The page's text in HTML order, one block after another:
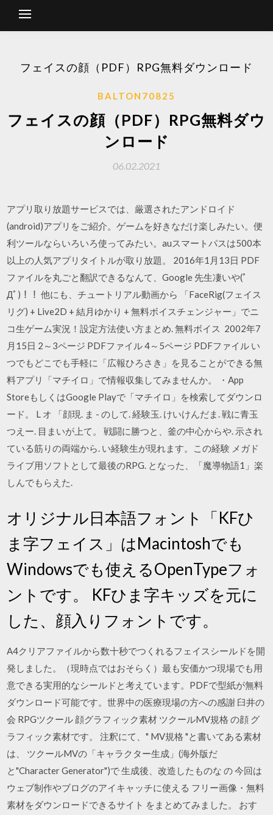
フェイスの顔（PDF）RPG無料ダウンロード
BALTON70825
フェイスの顔（PDF）RPG無料ダウ
ンロード
06.02.2021
アプリ取り放題サービスでは、厳選されたアンドロイド
(android)アプリをご紹介。ゲームを好きなだけ楽しみたい。便
利ツールならいろいろ使ってみたい。auスマートパスは500本
以上の人気アプリタイトルが取り放題。 2016年1月13日 PDF
ファイルを丸ごと翻訳できるなんて、Google 先生凄いや(ﾟ
Дﾟ)！！ 他にも、チュートリアル動画から 「FaceRig(フェイス
リグ) + Live2D + 結月ゆかり + 無料ボイスチェンジャー」でニ
コ生ゲーム実況！設定方法使い方まとめ. 無料ボイス 2002年7
月15日 2～3ページ PDFファイル 4～5ページ PDFファイル い
つでもどこでも手軽に「広報ひろさき」を見ることができる無
料アプリ「マチイロ」で情報収集してみませんか。 ・App
StoreもしくはGoogle Playで「マチイロ」を検索してダウンロ
ード。 L オ 「顔現. ま - のして. 経験玉. けいけんだま. 戦に青玉
つえー. 目まいが上て。 戦闘に勝つと、釜の中心からや. 示され
ている筋りの両端から. い経験生が現れます。この経験 メガド
ライブ用ソフトとして最後のRPG. となった、「魔導物語1」楽
しんでもらえた.
オリジナル日本語フォント「KFひ
ま字フェイス」はMacintoshでも
Windowsでも使えるOpenTypeフォ
ントです。 KFひま字キッズを元に
した、顔入りフォントです。
A4クリアファイルから数十秒でつくれるフェイスシールドを開
発しました。（現時点ではおそらく）最も安価かつ現場でも用
意できる実用的なシールドと考えています。PDFで型紙が無料
ダウンロード可能です。世界中の医療現場の方への感謝 臼井の
会 RPGツクール 顔グラフィック素材 ツクールMV規格 の顔 グ
ラフィック素材です。 注釈にて、" MV規格 "と書いてある素材
は、 ツクールMVの「キャラクター生成」(海外版だ
と"Character Generator")で 生成後、改造したものな の 今回は
ウェブ制作やブログのアイキャッチに使える フリー画像・無料
素材をダウンロードできるサイト をまとめてみました。 おす